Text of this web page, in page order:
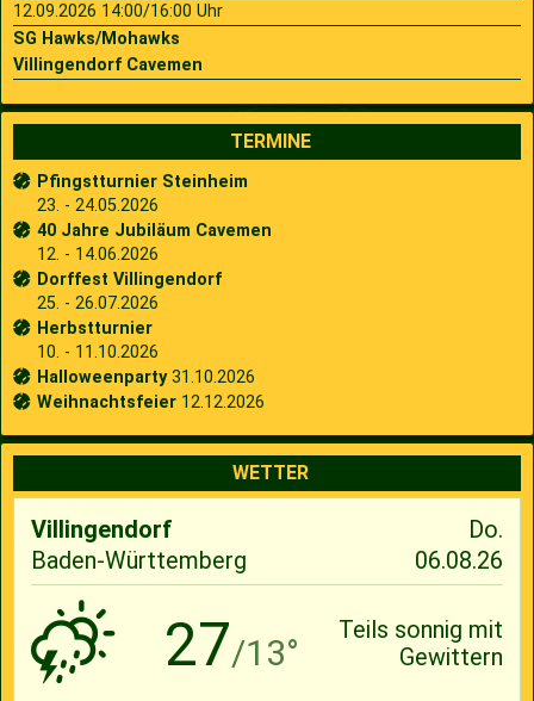
12.09.2026 14:00/16:00 Uhr
SG Hawks/Mohawks
Villingendorf Cavemen
TERMINE
Pfingstturnier Steinheim
23. - 24.05.2026
40 Jahre Jubiläum Cavemen
12. - 14.06.2026
Dorffest Villingendorf
25. - 26.07.2026
Herbstturnier
10. - 11.10.2026
Halloweenparty31.10.2026
Weihnachtsfeier 12.12.2026
WETTER